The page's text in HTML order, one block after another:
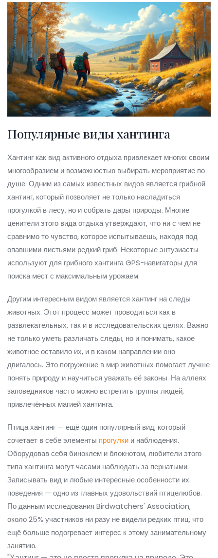
Популярные виды хантинга
Хантинг как вид активного отдыха привлекает многих своим
многообразием и возможностью выбирать мероприятие по
душе. Одним из самых известных видов является грибной
хантинг, который позволяет не только насладиться
прогулкой в лесу, но и собрать дары природы. Многие
ценители этого вида отдыха утверждают, что ни с чем не
сравнимо то чувство, которое испытываешь, находя под
опавшими листьями редкий гриб. Некоторые энтузиасты
используют для грибного хантинга GPS-навигаторы для
поиска мест с максимальным урожаем.
Другим интересным видом является хантинг на следы
животных. Этот процесс может проводиться как в
развлекательных, так и в исследовательских целях. Важно
не только уметь различать следы, но и понимать, какое
животное оставило их, и в каком направлении оно
двигалось. Это погружение в мир животных помогает лучше
понять природу и научиться уважать её законы. На аллеях
заповедников часто можно встретить группы людей,
привлечённых магией хантинга.
Птица хантинг — ещё один популярный вид, который
сочетает в себе элементы прогулки и наблюдения.
Оборудовав себя биноклем и блокнотом, любители этого
типа хантинга могут часами наблюдать за пернатыми.
Записывать вид и любые интересные особенности их
поведения — одно из главных удовольствий птицелюбов.
По данным исследования Birdwatchers' Association,
около 25% участников ни разу не видели редких птиц, что
ещё больше подогревает интерес к этому занимательному
занятию.